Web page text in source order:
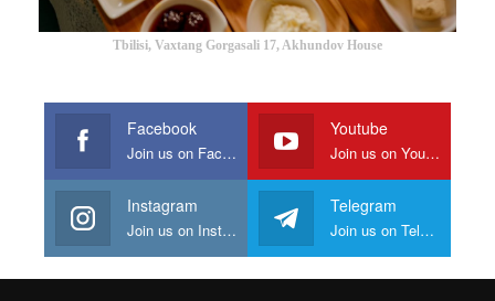
Tbilisi, Vaxtang Gorgasali 17, Akhundov House
Facebook
Join us on Facebook
Youtube
Join us on Youtube
Instagram
Join us on Instagram
Telegram
Join us on Telegram